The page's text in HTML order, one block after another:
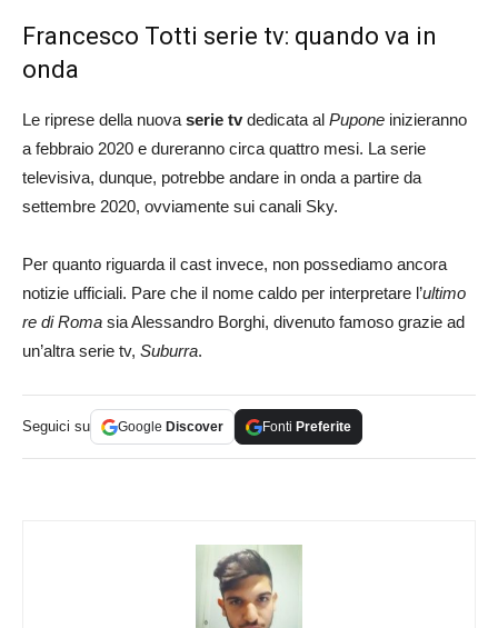
Francesco Totti serie tv: quando va in
onda
Le riprese della nuova serie tvdedicata al Pupone inizieranno
a febbraio 2020 e dureranno circa quattro mesi. La serie
televisiva, dunque, potrebbe andare in onda a partire da
settembre 2020, ovviamente sui canali Sky.
Per quanto riguarda il cast invece, non possediamo ancora
notizie ufficiali. Pare che il nome caldo per interpretare l’ultimo
re di Roma sia Alessandro Borghi, divenuto famoso grazie ad
un’altra serie tv, Suburra.
Seguici su Google Discover Fonti Preferite